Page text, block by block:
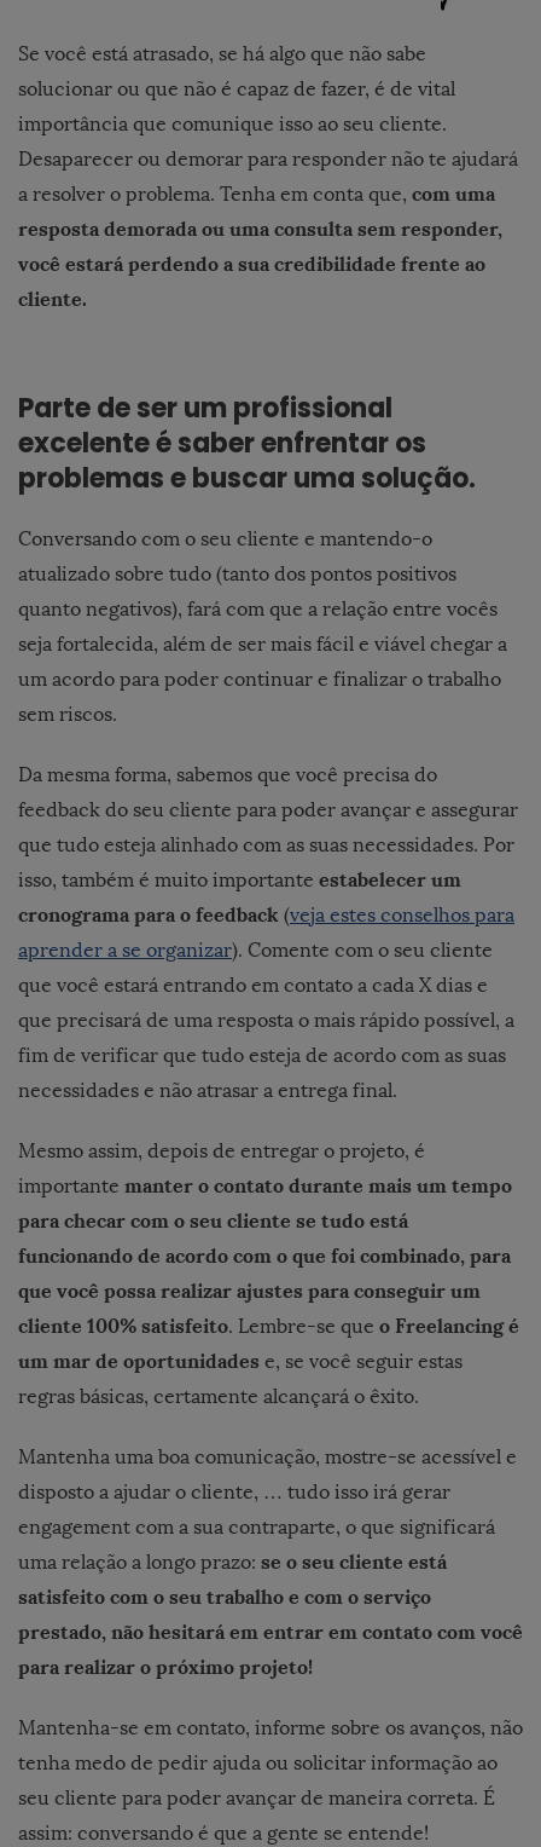
Se você está atrasado, se há algo que não sabe
solucionar ou que não é capaz de fazer, é de vital
importância que comunique isso ao seu cliente.
Desaparecer ou demorar para responder não te ajudará
a resolver o problema. Tenha em conta que, com uma
resposta demorada ou uma consulta sem responder,
você estará perdendo a sua credibilidade frente ao
cliente.
Parte de ser um profissional
excelente é saber enfrentar os
problemas e buscar uma solução.
Conversando com o seu cliente e mantendo-o
atualizado sobre tudo (tanto dos pontos positivos
quanto negativos), fará com que a relação entre vocês
seja fortalecida, além de ser mais fácil e viável chegar a
um acordo para poder continuar e finalizar o trabalho
sem riscos.
Da mesma forma, sabemos que você precisa do
feedback do seu cliente para poder avançar e assegurar
que tudo esteja alinhado com as suas necessidades. Por
isso, também é muito importante estabelecer um
cronograma para o feedback (veja estes conselhos para
aprender a se organizar). Comente com o seu cliente
que você estará entrando em contato a cada X dias e
que precisará de uma resposta o mais rápido possível, a
fim de verificar que tudo esteja de acordo com as suas
necessidades e não atrasar a entrega final.
Mesmo assim, depois de entregar o projeto, é
importante manter o contato durante mais um tempo
para checar com o seu cliente se tudo está
funcionando de acordo com o que foi combinado, para
que você possa realizar ajustes para conseguir um
cliente 100% satisfeito. Lembre-se que o Freelancing é
um mar de oportunidades e, se você seguir estas
regras básicas, certamente alcançará o êxito.
Mantenha uma boa comunicação, mostre-se acessível e
disposto a ajudar o cliente, … tudo isso irá gerar
engagement com a sua contraparte, o que significará
uma relação a longo prazo: se o seu cliente está
satisfeito com o seu trabalho e com o serviço
prestado, não hesitará em entrar em contato com você
para realizar o próximo projeto!
Mantenha-se em contato, informe sobre os avanços, não
tenha medo de pedir ajuda ou solicitar informação ao
seu cliente para poder avançar de maneira correta. É
assim: conversando é que a gente se entende!